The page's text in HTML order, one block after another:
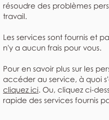
résoudre des problèmes
travail.
Les services sont fournis et
n'y a aucun frais pour vous.
Pour en savoir plus sur les
accéder au service, à quoi
cliquez ici. Ou, cliquez ci-
rapide des services fournis par